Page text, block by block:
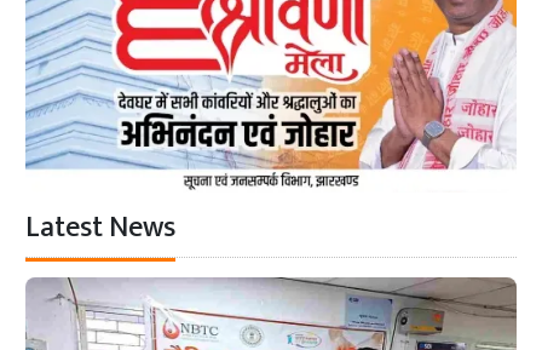
Latest News